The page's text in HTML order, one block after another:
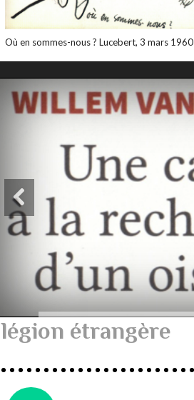
Où en sommes-nous ? Lucebert, 3 mars 1960
légion étrangère